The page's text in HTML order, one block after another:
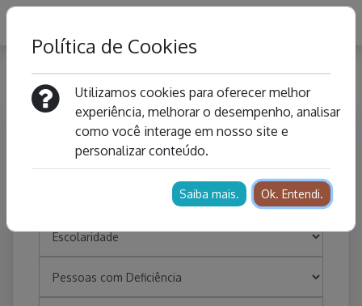
Busca de Vagas
Política de Cookies
Utilizamos cookies para oferecer melhor
experiência, melhorar o desempenho, analisar
como você interage em nosso site e
personalizar conteúdo.
Saiba mais. Ok. Entendi.